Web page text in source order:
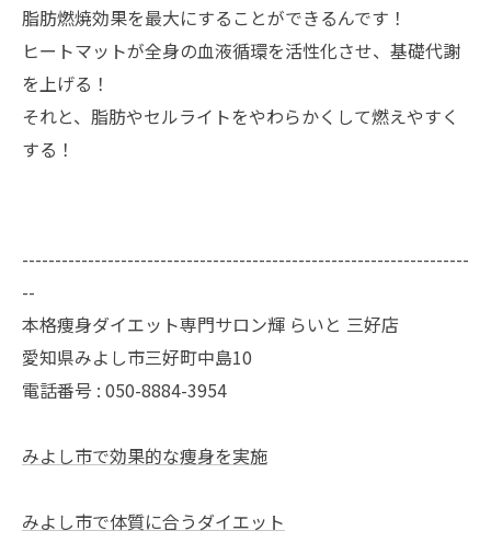
脂肪燃焼効果を最大にすることができるんです！
ヒートマットが全身の血液循環を活性化させ、基礎代謝
を上げる！
それと、脂肪やセルライトをやわらかくして燃えやすく
する！
--------------------------------------------------------------------
--
本格痩身ダイエット専門サロン輝 らいと 三好店
愛知県みよし市三好町中島10
電話番号 : 050-8884-3954
みよし市で効果的な痩身を実施
みよし市で体質に合うダイエット